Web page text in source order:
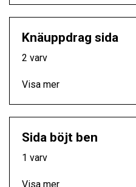
Knäuppdrag sida
2 varv
Visa mer
Sida böjt ben
1 varv
Visa mer